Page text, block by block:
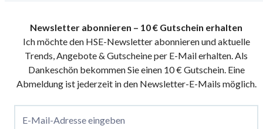
Newsletter abonnieren – 10 € Gutschein erhalten
Ich möchte den HSE-Newsletter abonnieren und aktuelle
Trends, Angebote & Gutscheine per E-Mail erhalten. Als
Dankeschön bekommen Sie einen 10 € Gutschein. Eine
Abmeldung ist jederzeit in den Newsletter-E-Mails möglich.
E-Mail-Adresse eingeben